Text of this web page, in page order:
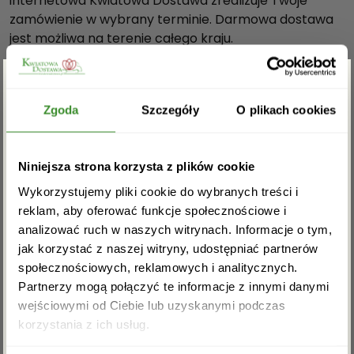
Zgoda Szczegóły O plikach cookies
Niniejsza strona korzysta z plików cookie
Wykorzystujemy pliki cookie do wybranych treści i
reklam, aby oferować funkcje społecznościowe i
analizować ruch w naszych witrynach. Informacje o tym,
jak korzystać z naszej witryny, udostępniać partnerów
społecznościowych, reklamowych i analitycznych.
Partnerzy mogą połączyć te informacje z innymi danymi
wejściowymi od Ciebie lub uzyskanymi podczas
korzystania z ich usług.
r
n
y
w
m
zamówienie w wybrany terminie. Darmowa dostawa
jest możliwa na terenie całego kraju.
Nasze pudełka 3 elementowe są wykonane z
najwyższej jakości materiałów i należą do grupy
Dostawa “Flower boxów z różami” odbywa się za
Na terenie Warszawy dostawa jest możliwa tego
samego dnia po uprzednim kontakcie telefonicznym.
Dostawa oraz bilecik są darmowe.
Wymiary pudełka:
wysokość- 16,5 cm.
średnica- 15 cm.
Ilość róż:
13-17 sztuk.
Zgarnij rabat -5%
Zapisz się do newslettera i zgarnij
rabat na pierwsze zakupy!
Akceptuję regulamin i wyrażam zgodę na
przetwarzanie powyższych danych osobowych